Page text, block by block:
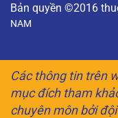
Bản quyền ©2016
NAM
Các thông tin trên
mục đích tham
chuyên môn bởi